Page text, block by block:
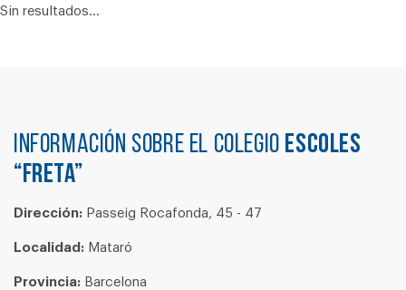
Sin resultados...
Información sobre el colegio ESCOLES
“FRETA”
Dirección: Passeig Rocafonda, 45 - 47
Localidad: Mataró
Provincia: Barcelona